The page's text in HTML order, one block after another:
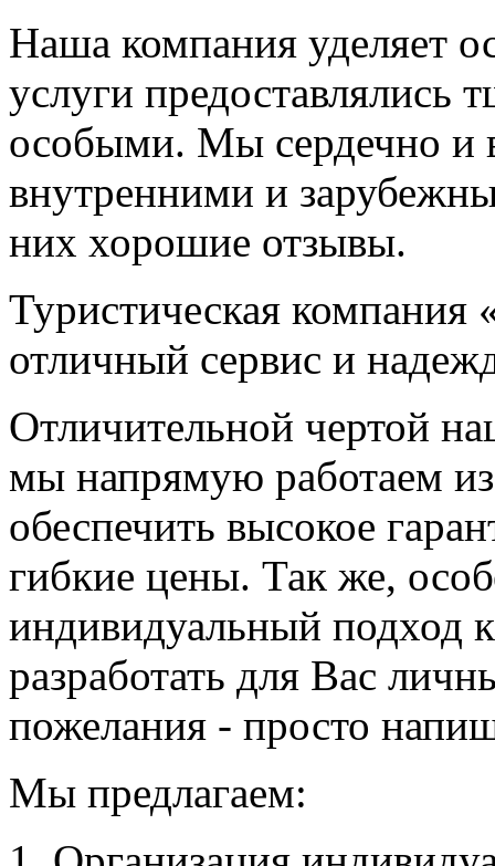
Наша компания уделяет
услуги
особыми. Мы сердечно и
внутренними и
них хорошие отзывы.
Туристическая компания
отличный сервис и
Отличительной чертой
мы напрямую работаем
обеспечить высокое
гибкие цены. Так же,
индивидуальный подход
разработать для Вас
пожелания - просто
Мы предлагаем: